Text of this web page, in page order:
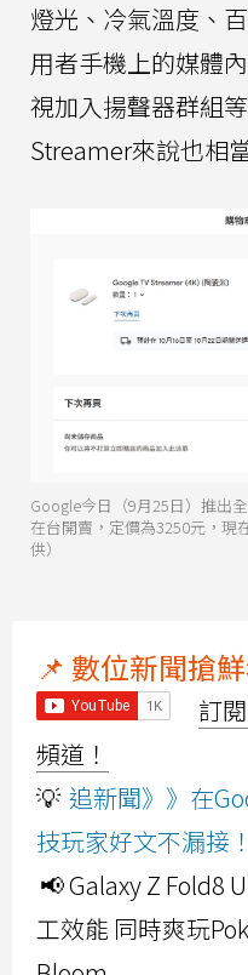
燈光、冷氣溫度、
用者手機上的媒體
視加入揚聲器群組
Streamer來說也相
Google今日（9月25日）推出
在台開賣，定價為3250元，現
供）
📌 數位新聞搶鮮
訂
頻道！
💡 追新聞》》在
技玩家好文不漏接！
📢 Galaxy Z Fold8
工效能 同時爽玩